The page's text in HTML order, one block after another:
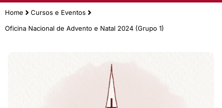
Home
Cursos e Eventos
Oficina Nacional de Advento e Natal 2024 (Grupo 1)